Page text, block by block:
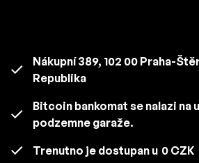
Nákupní 389, 102 00 Praha-
Republika
Bitcoin bankomat se nalazi na
podzemne garaže.
Trenutno je dostupan u 0 CZK